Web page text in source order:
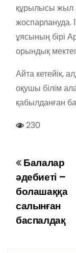
құрылысы жыл
жоспарлануда.
ұясының бірі
орындық
Айта кетейік,
оқушы білім
қабылданған
230
Н
а
в
Балалар
әдебиеті –
болашаққа
салынған
баспалдақ